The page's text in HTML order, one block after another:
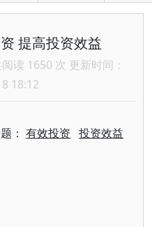
提高投资效益
读 1650 次 更新时间：
18:12
：有效投资 投资效益